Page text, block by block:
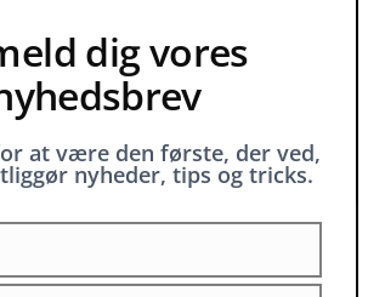
dig vores
at være den første, der ved,
nyheder, tips og tricks.